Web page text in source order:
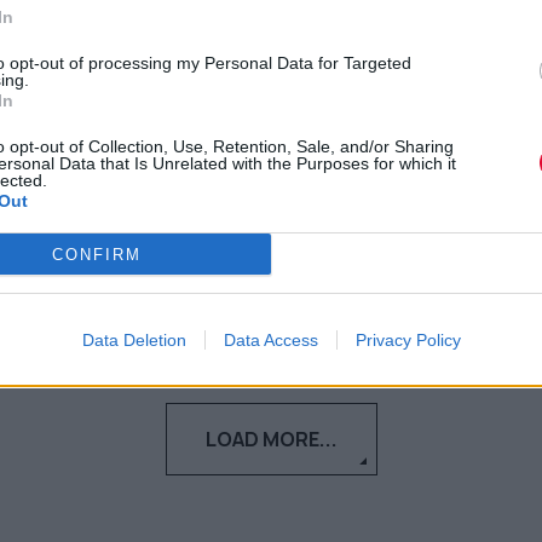
opt-out of processing my Personal Data for Targeted
opt-out of Collection, Use, Retention, Sale, and/or Sharing
Data that Is Unrelated with the Purposes for which it
CONFIRM
Data Deletion Data Access Privacy Policy
σου
μήπως όχι…
LOAD MORE...